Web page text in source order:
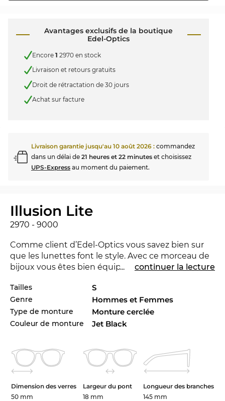
Avantages exclusifs de la boutique
Edel-Optics
Encore 1 2970 en stock
Livraison et retours gratuits
Droit de rétractation de 30 jours
Achat sur facture
Livraison garantie jusqu'au 10 août 2026 : commandez
dans un délai de 21 heures et 22 minutes et choisissez
UPS-Express au moment du paiement.
Illusion Lite
2970 - 9000
Comme client d’Edel-Optics vous savez bien sur
que les lunettes font le style. Avec ce morceau de
bijoux vous êtes bien équipé à l'Office ainsi que
le marché 2025, pour rester à la pointe du progrès.
Le 2970 vous pouvez ordre en tailles 50 mm, 53
mm dans notre boutique en ligne. Si vous ne
connaissez pas les tailles appropriées, vous pouvez
trop grand ou trop petit facilement.
paraître pour les
hommeset les femmes.
... continuer la lecture
Tailles S
Genre Hommes et Femmes
Type de monture Monture cerclée
Couleur de monture Jet Black
Dimension des verres
50 mm
Largeur du pont
18 mm
Longueur des branches
145 mm